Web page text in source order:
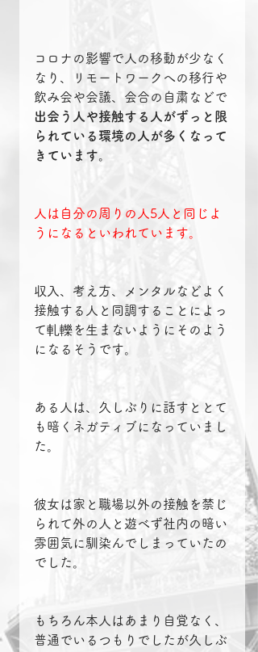
コロナの影響で人の移動が少なく
なり、リモートワークへの移行や
飲み会や会議、会合の自粛などで
出会う人や接触する人がずっと限
られている環境の人が多くなって
きています。
人は自分の周りの人5人と同じよ
うになるといわれています。
収入、考え方、メンタルなどよく
接触する人と同調することによっ
て軋轢を生まないようにそのよう
になるそうです。
ある人は、久しぶりに話すととて
も暗くネガティブになっていまし
た。
彼女は家と職場以外の接触を禁じ
られて外の人と遊べず社内の暗い
雰囲気に馴染んでしまっていたの
でした。
もちろん本人はあまり自覚なく、
普通でいるつもりでしたが久しぶ